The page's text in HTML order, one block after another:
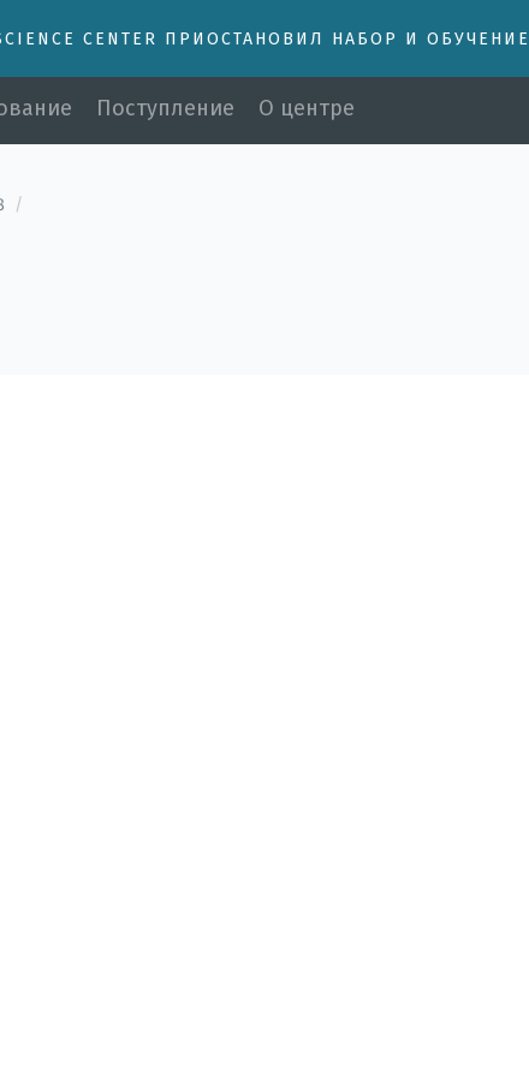
CENTER ПРИОСТАНОВИЛ НАБОР И ОБУЧЕНИЕ
Поступление О центре
/